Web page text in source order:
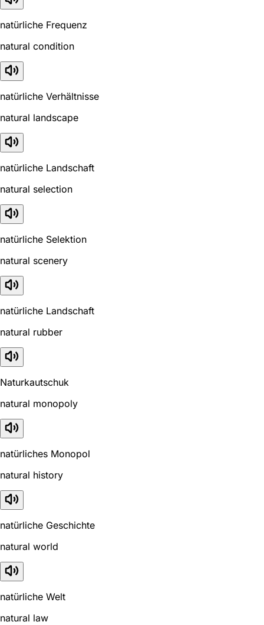
natürliche Frequenz
natural condition
natürliche Verhältnisse
natural landscape
natürliche Landschaft
natural selection
natürliche Selektion
natural scenery
natürliche Landschaft
natural rubber
Naturkautschuk
natural monopoly
natürliches Monopol
natural history
natürliche Geschichte
natural world
natürliche Welt
natural law